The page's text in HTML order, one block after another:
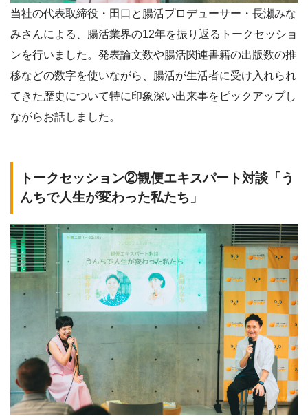
当社の代表取締役・田口と腸活プロデューサー・長瀬みな
みさんによる、腸活業界の12年を振り返るトークセッショ
ンを行いました。発表論文数や腸活関連書籍の出版数の推
移などの数字を使いながら、腸活が生活者に受け入れられ
てきた歴史について特に印象深い出来事をピックアップし
ながらお話しました。
トークセッション②観便エキスパート対談「う
んちで人生が変わった私たち」